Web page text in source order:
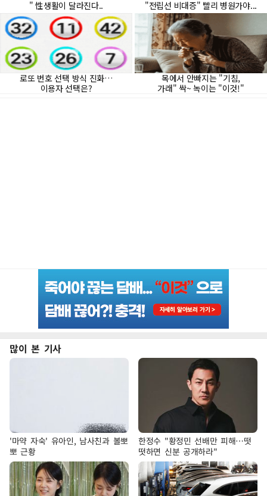
많이 본 기사
'마약 자숙' 유아인, 남사친과 볼뽀
뽀 근황
한정수 "황정민 선배만 피해…떳
떳하면 신분 공개하라"